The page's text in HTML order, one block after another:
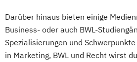
Darüber hinaus bieten einige
Business- oder auch BWL-
Spezialisierungen und
in Marketing, BWL und Recht wirst